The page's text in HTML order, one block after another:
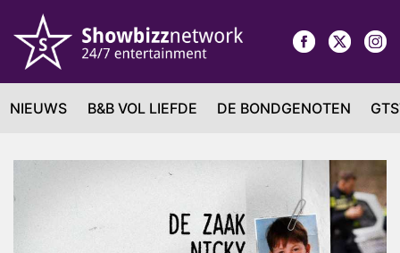
NIEUWS B&B VOL LIEFDE DE BONDGENOTEN